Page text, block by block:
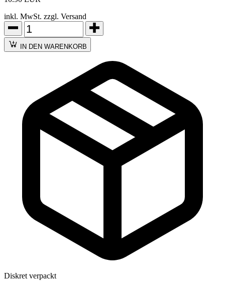
inkl. MwSt. zzgl. Versand
IN DEN WARENKORB
Diskret verpackt